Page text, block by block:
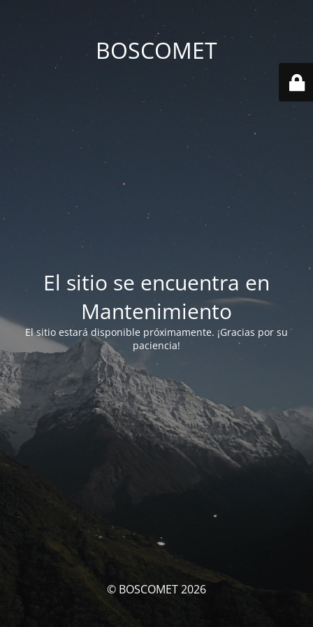
BOSCOMET
El sitio se encuentra en
Mantenimiento
El sitio estará disponible próximamente. ¡Gracias por su
paciencia!
© BOSCOMET 2026